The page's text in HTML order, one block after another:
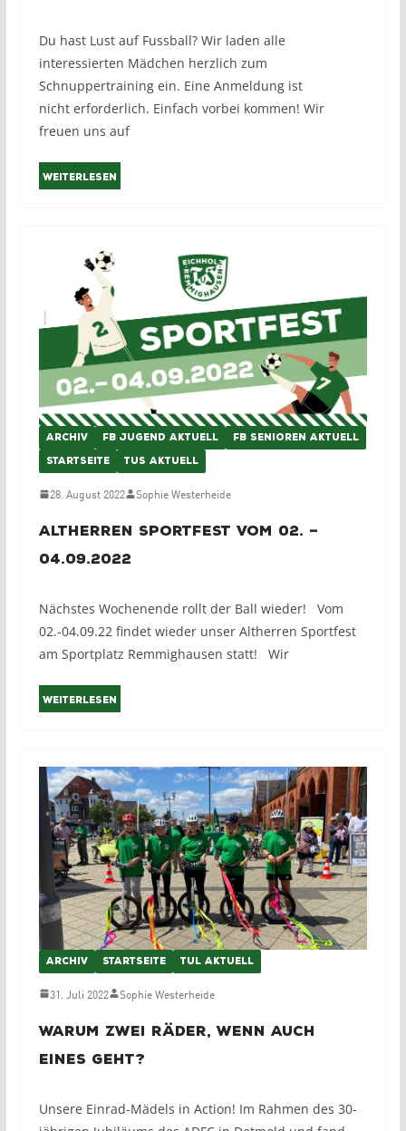
Du hast Lust auf Fussball? Wir laden alle
interessierten Mädchen herzlich zum
Schnuppertraining ein. Eine Anmeldung ist
nicht erforderlich. Einfach vorbei kommen! Wir
freuen uns auf
Weiterlesen
ARCHIV FB JUGEND AKTUELL FB SENIOREN AKTUELL
STARTSEITE TUS AKTUELL
28. August 2022 Sophie Westerheide
Altherren Sportfest vom 02. –
04.09.2022
Nächstes Wochenende rollt der Ball wieder! Vom
02.-04.09.22 findet wieder unser Altherren Sportfest
am Sportplatz Remmighausen statt! Wir
Weiterlesen
ARCHIV STARTSEITE TUL AKTUELL
31. Juli 2022 Sophie Westerheide
Warum zwei Räder, wenn auch
eines geht?
Unsere Einrad-Mädels in Action! Im Rahmen des 30-